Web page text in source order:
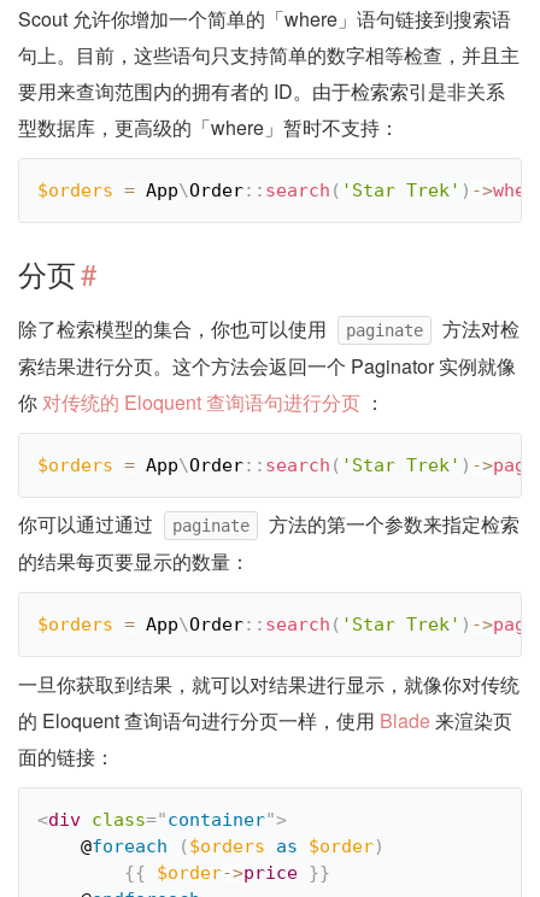
Scout 允许你增加一个简单的「where」语句链接到搜索语
句上。目前，这些语句只支持简单的数字相等检查，并且主
要用来查询范围内的拥有者的 ID。由于检索索引是非关系
型数据库，更高级的「where」暂时不支持：
$orders = App\Order:: search ( 'Star Trek' ) ->
分页#
除了检索模型的集合，你也可以使用 paginate
方法对检
索结果进行分页。这个方法会返回一个 Paginator 实例就像
你 对传统的 Eloquent 查询语句进行分页 ：
$orders = App\Order:: search ( 'Star Trek' ) ->
你可以通过通过 paginate
方法的第一个参数来指定检索
的结果每页要显示的数量：
$orders = App\Order:: search ( 'Star Trek' ) ->
一旦你获取到结果，就可以对结果进行显示，就像你对传统
的 Eloquent 查询语句进行分页一样，使用 Blade来渲染页
面的链接：
<div class="container">
    @
foreach ( $orders as $order)
{{ $order->price }}